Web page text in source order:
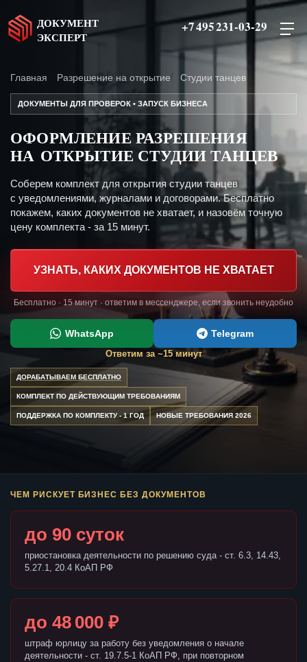
ДОКУМЕНТ
ЭКСПЕРТ
+7 495 231-03-29
Главная Разрешение на открытие Студии танцев
ДОКУМЕНТЫ ДЛЯ ПРОВЕРОК • ЗАПУСК БИЗНЕСА
ОФОРМЛЕНИЕ РАЗРЕШЕНИЯ
НА ОТКРЫТИЕ СТУДИИ ТАНЦЕВ
Соберем комплект для открытия студии танцев
с уведомлениями, журналами и договорами. Бесплатно
покажем, каких документов не хватает, и назовём точную
цену комплекта - за 15 минут.
УЗНАТЬ, КАКИХ ДОКУМЕНТОВ НЕ ХВАТАЕТ
Бесплатно · 15 минут · ответим в мессенджере, если звонить неудобно
WhatsApp Telegram
Ответим за ~15 минут
ДОРАБАТЫВАЕМ БЕСПЛАТНО
КОМПЛЕКТ ПО ДЕЙСТВУЮЩИМ ТРЕБОВАНИЯМ
ПОДДЕРЖКА ПО КОМПЛЕКТУ - 1 ГОД НОВЫЕ ТРЕБОВАНИЯ 2026
ЧЕМ РИСКУЕТ БИЗНЕС БЕЗ ДОКУМЕНТОВ
до 90 суток
приостановка деятельности по решению суда - ст. 6.3, 14.43,
5.27.1, 20.4 КоАП РФ
до 48 000 ₽
штраф юрлицу за работу без уведомления о начале
деятельности - ст. 19.7.5-1 КоАП РФ, при повторном